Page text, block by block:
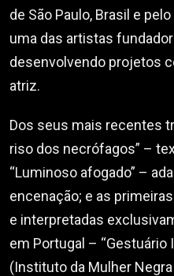
de São Paulo, Brasil e
uma das artistas
desenvolvendo projetos
atriz.
Dos seus mais recentes
riso dos necrófagos” –
“Luminoso afogado” –
encenação; e as
e interpretadas
em Portugal – “Gestuário
(Instituto da Mulher